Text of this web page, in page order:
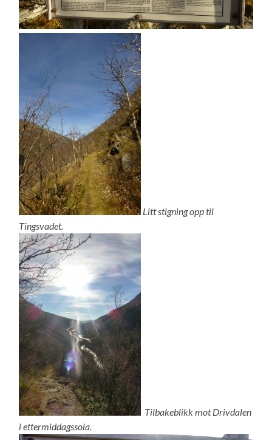
Littstigning opp til
Tingsvadet.
Tilbakeblikk mot Drivdalen
i ettermiddagssola.